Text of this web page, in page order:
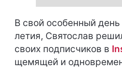
В свой особенный
летия, Святослав
своих подписчиков в
щемящей и